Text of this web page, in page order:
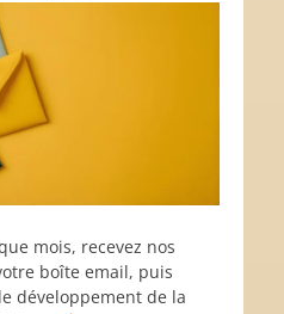
mois, recevez nos
boîte email, puis
développement de la